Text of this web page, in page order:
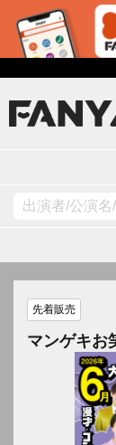
先着販売
マンゲキお